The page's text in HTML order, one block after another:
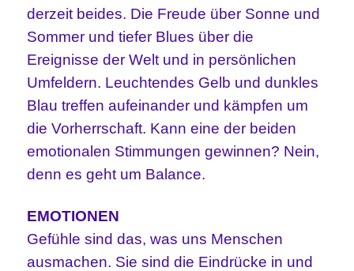
derzeit beides. Die Freude über Sonne und
Sommer und tiefer Blues über die
Ereignisse der Welt und in persönlichen
Umfeldern. Leuchtendes Gelb und dunkles
Blau treffen aufeinander und kämpfen um
die Vorherrschaft. Kann eine der beiden
emotionalen Stimmungen gewinnen? Nein,
denn es geht um Balance.
EMOTIONEN
Gefühle sind das, was uns Menschen
ausmachen. Sie sind die Eindrücke in und